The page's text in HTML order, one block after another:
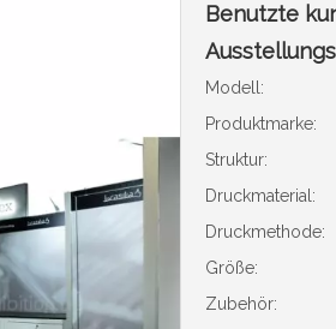
Benutzte
Modell:
Produktmarke:
Struktur:
Druckmaterial:
Druckmethode:
Größe:
Zubehör: